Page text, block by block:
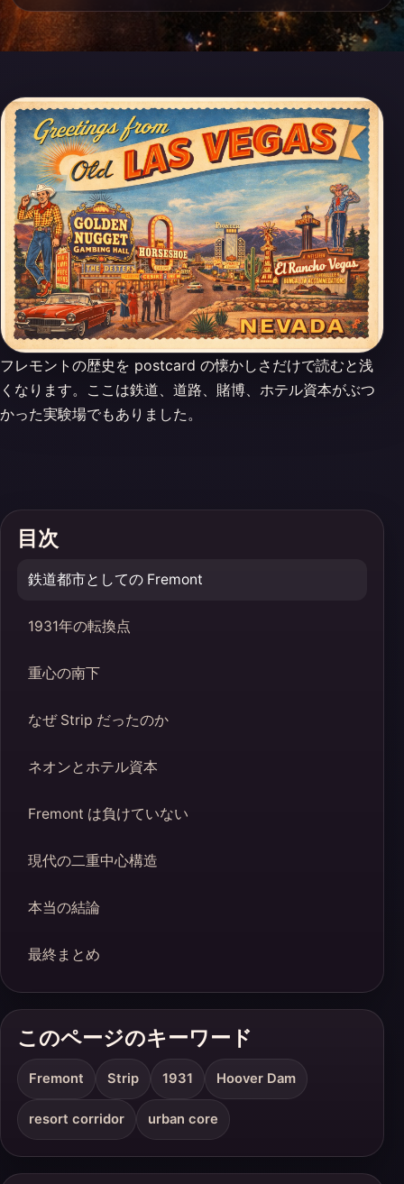
フレモントの歴史を postcard の懐かしさだけで読むと浅
くなります。ここは鉄道、道路、賭博、ホテル資本がぶつ
かった実験場でもありました。
目次
鉄道都市としての Fremont
1931年の転換点
重心の南下
なぜ Strip だったのか
ネオンとホテル資本
Fremont は負けていない
現代の二重中心構造
本当の結論
最終まとめ
このページのキーワード
Fremont Strip 1931 Hoover Dam
resort corridor urban core